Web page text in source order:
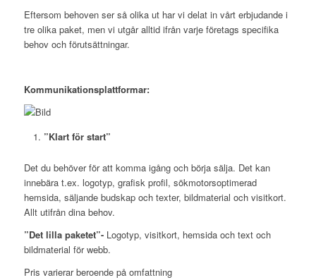
Eftersom behoven ser så olika ut har vi delat in vårt erbjudande i
tre olika paket, men vi utgår alltid ifrån varje företags specifika
behov och förutsättningar.
Kommunikationsplattformar:
”Klart för start”
Det du behöver för att komma igång och börja sälja. Det kan
innebära t.ex. logotyp, grafisk profil, sökmotorsoptimerad
hemsida, säljande budskap och texter, bildmaterial och visitkort.
Allt utifrån dina behov.
”Det lilla paketet”-Logotyp, visitkort, hemsida och text och
bildmaterial för webb.
Pris varierar beroende på omfattning